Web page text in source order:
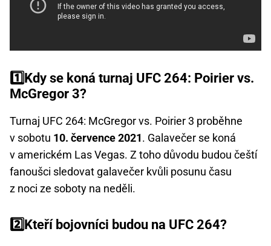
1️⃣Kdy se koná turnaj UFC 264: Poirier vs.
McGregor 3?
Turnaj UFC 264: McGregor vs. Poirier 3 proběhne
v sobotu 10. července 2021. Galavečer se koná
v americkém Las Vegas. Z toho důvodu budou čeští
fanoušci sledovat galavečer kvůli posunu času
z noci ze soboty na neděli.
2️⃣Kteří bojovníci budou na UFC 264?